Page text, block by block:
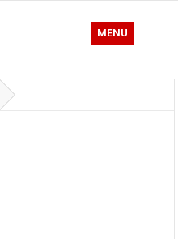
MENU